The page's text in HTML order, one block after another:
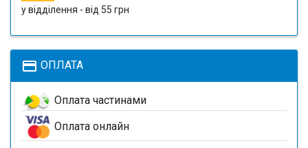
у відділення - від 55 грн
payment ОПЛАТА
Оплата частинами
Оплата онлайн